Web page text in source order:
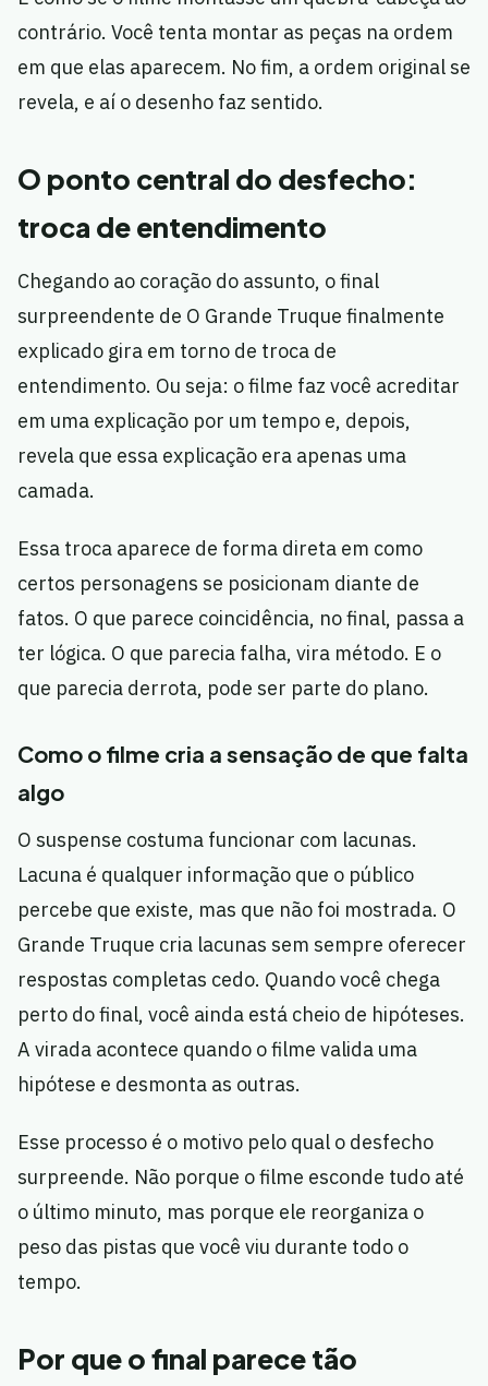
contrário. Você tenta montar as peças na ordem
em que elas aparecem. No fim, a ordem original se
revela, e aí o desenho faz sentido.
O ponto central do desfecho:
troca de entendimento
Chegando ao coração do assunto, o final
surpreendente de O Grande Truque finalmente
explicado gira em torno de troca de
entendimento. Ou seja: o filme faz você acreditar
em uma explicação por um tempo e, depois,
revela que essa explicação era apenas uma
camada.
Essa troca aparece de forma direta em como
certos personagens se posicionam diante de
fatos. O que parece coincidência, no final, passa a
ter lógica. O que parecia falha, vira método. E o
que parecia derrota, pode ser parte do plano.
Como o filme cria a sensação de que falta
algo
O suspense costuma funcionar com lacunas.
Lacuna é qualquer informação que o público
percebe que existe, mas que não foi mostrada. O
Grande Truque cria lacunas sem sempre oferecer
respostas completas cedo. Quando você chega
perto do final, você ainda está cheio de hipóteses.
A virada acontece quando o filme valida uma
hipótese e desmonta as outras.
Esse processo é o motivo pelo qual o desfecho
surpreende. Não porque o filme esconde tudo até
o último minuto, mas porque ele reorganiza o
peso das pistas que você viu durante todo o
tempo.
Por que o final parece tão